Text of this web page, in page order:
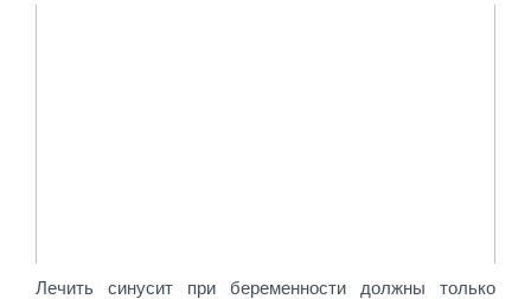
Лечить синусит при беременности должны только